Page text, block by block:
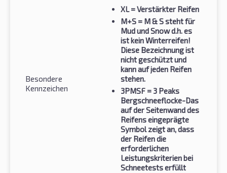
Besondere
Kennzeichen
XL= Verstärkter Reifen
M+S = M & S steht für
Mud und Snow d.h. es
ist kein Winterreifen!
Diese Bezeichnung ist
nicht geschützt und
kann auf jeden Reifen
stehen.
3PMSF = 3 Peaks
Bergschneeflocke-Das
auf der Seitenwand des
Reifens eingeprägte
Symbol zeigt an, dass
der Reifen die
erforderlichen
Leistungskriterien bei
Schneetests erfüllt